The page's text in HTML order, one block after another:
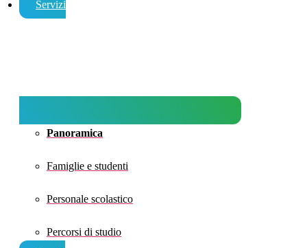
Servizi
Panoramica
Famiglie e studenti
Personale scolastico
Percorsi di studio